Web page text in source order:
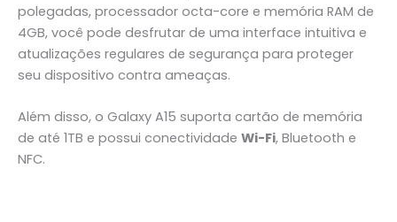
polegadas, processador octa-core e memória RAM de
4GB, você pode desfrutar de uma interface intuitiva e
atualizações regulares de segurança para proteger
seu dispositivo contra ameaças.
Além disso, o Galaxy A15 suporta cartão de memória
de até 1TB e possui conectividade Wi-Fi, Bluetooth e
NFC.